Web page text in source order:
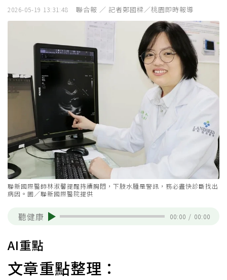
2026-05-19 13:31:48 聯合報 ／ 記者鄭國樑／桃園即時報導
聯新國際醫師林淑馨提醒持續胸悶，下肢水腫是警訊，務必盡快診斷找出
病因。圖／聯新國際醫院提供
聽健康 00:00 / 00:00
AI重點
文章重點整理：